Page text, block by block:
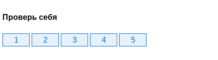
Проверь себя
1 2 3 4 5